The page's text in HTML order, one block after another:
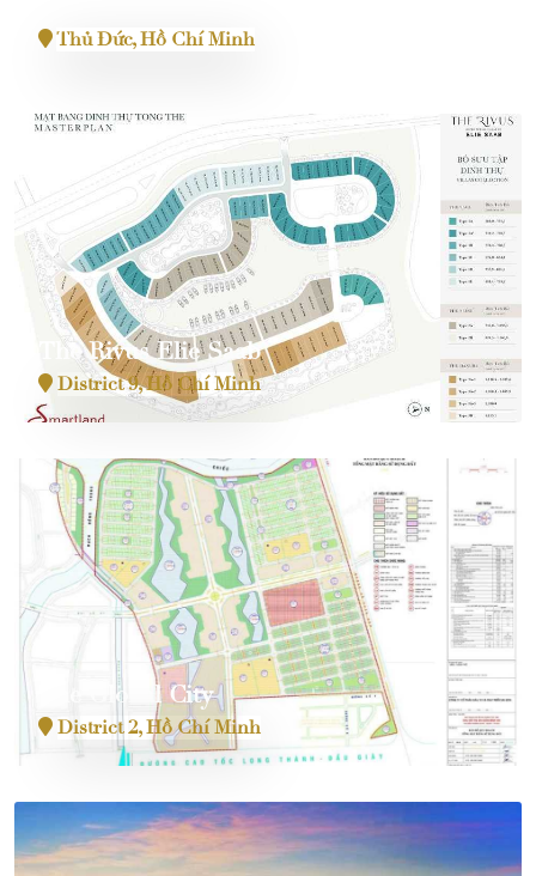
Thủ Đức, Hồ Chí Minh
The Rivus Elie Saab
District 9, Hồ Chí Minh
The Global City
District 2, Hồ Chí Minh